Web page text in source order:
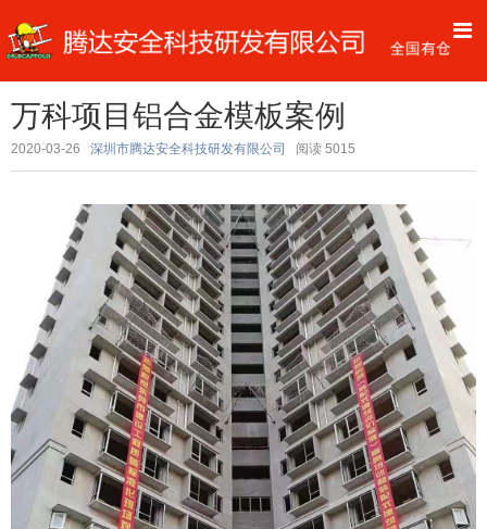
万科项目铝合金模板案例
2020-03-26 深圳市腾达安全科技研发有限公司 阅读 5015